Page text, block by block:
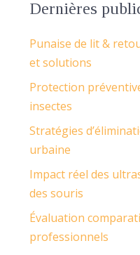
Dernières
Punaise de lit &
et solutions
Protection
insectes
Stratégies
urbaine
Impact réel des
des souris
Évaluation
professionnels